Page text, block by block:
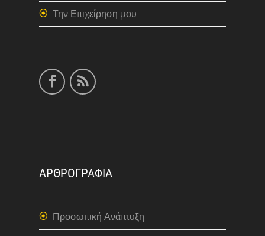
Την Επιχείρηση μου
ΑΡΘΡΟΓΡΑΦΙΑ
Προσωπική Ανάπτυξη